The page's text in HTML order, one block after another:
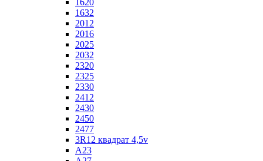
1620
1632
2012
2016
2025
2032
2320
2325
2330
2412
2430
2450
2477
3R12 квадрат 4,5v
A23